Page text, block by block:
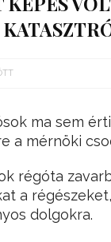
ma sem
a mérnöki
régóta
a
dolgokra.